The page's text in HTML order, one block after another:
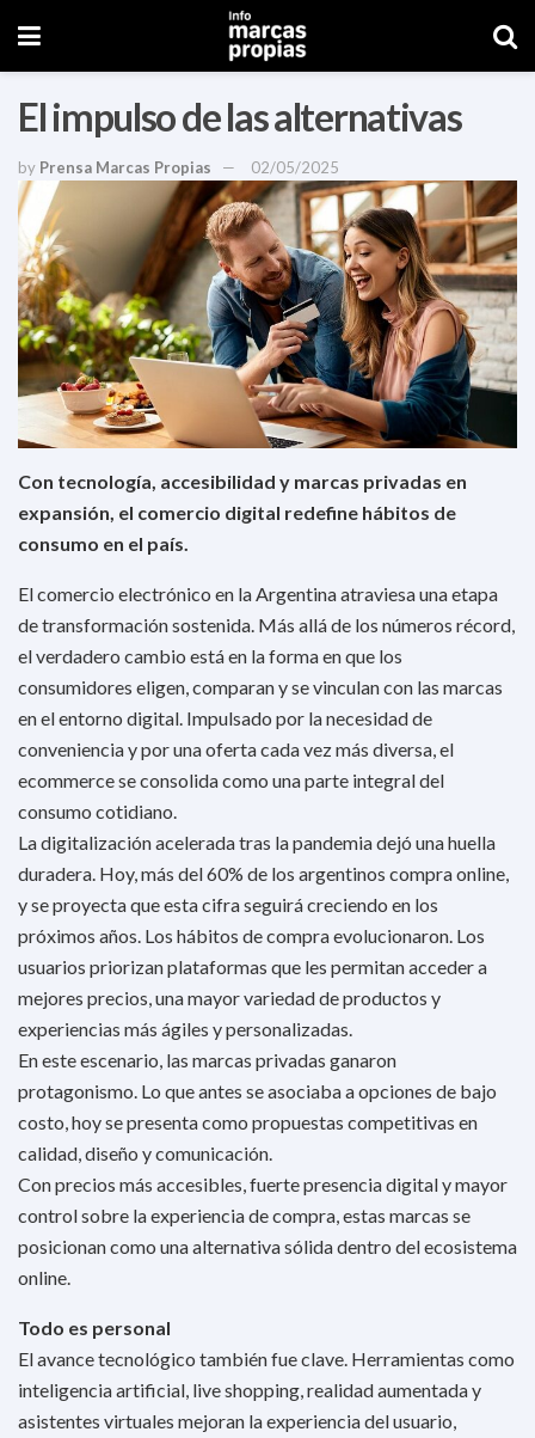
El impulso de las alternativas
by Prensa Marcas Propias 02/05/2025
Con tecnología, accesibilidad y marcas privadas en
expansión, el comercio digital redefine hábitos de
consumo en el país.
El comercio electrónico en la Argentina atraviesa una etapa
de transformación sostenida. Más allá de los números récord,
el verdadero cambio está en la forma en que los
consumidores eligen, comparan y se vinculan con las marcas
en el entorno digital. Impulsado por la necesidad de
conveniencia y por una oferta cada vez más diversa, el
ecommerce se consolida como una parte integral del
consumo cotidiano.
La digitalización acelerada tras la pandemia dejó una huella
duradera. Hoy, más del 60% de los argentinos compra online,
y se proyecta que esta cifra seguirá creciendo en los
próximos años. Los hábitos de compra evolucionaron. Los
usuarios priorizan plataformas que les permitan acceder a
mejores precios, una mayor variedad de productos y
experiencias más ágiles y personalizadas.
En este escenario, las marcas privadas ganaron
protagonismo. Lo que antes se asociaba a opciones de bajo
costo, hoy se presenta como propuestas competitivas en
calidad, diseño y comunicación.
Con precios más accesibles, fuerte presencia digital y mayor
control sobre la experiencia de compra, estas marcas se
posicionan como una alternativa sólida dentro del ecosistema
online.
Todo es personal
El avance tecnológico también fue clave. Herramientas como
inteligencia artificial, live shopping, realidad aumentada y
asistentes virtuales mejoran la experiencia del usuario,